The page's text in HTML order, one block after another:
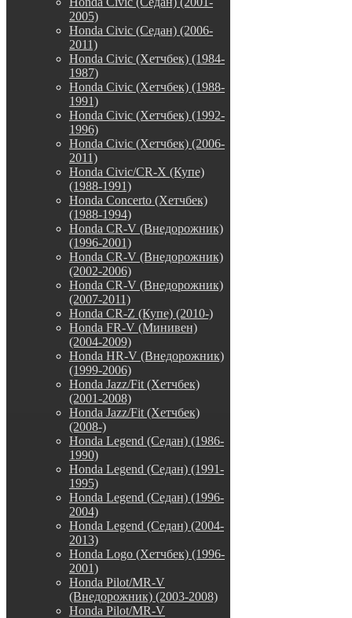
2005)
Honda Civic (Седан) (2006-
2011)
Honda Civic (Хетчбек) (1984-
1987)
Honda Civic (Хетчбек) (1988-
1991)
Honda Civic (Хетчбек) (1992-
1996)
Honda Civic (Хетчбек) (2006-
2011)
Honda Civic/CR-X (Купе)
(1988-1991)
Honda Concerto (Хетчбек)
(1988-1994)
Honda CR-V (Внедорожник)
(1996-2001)
Honda CR-V (Внедорожник)
(2002-2006)
Honda CR-V (Внедорожник)
(2007-2011)
Honda CR-Z (Купе) (2010-)
Honda FR-V (Минивен)
(2004-2009)
Honda HR-V (Внедорожник)
(1999-2006)
Honda Jazz/Fit (Хетчбек)
(2001-2008)
Honda Jazz/Fit (Хетчбек)
(2008-)
Honda Legend (Седан) (1986-
1990)
Honda Legend (Седан) (1991-
1995)
Honda Legend (Седан) (1996-
2004)
Honda Legend (Седан) (2004-
2013)
Honda Logo (Хетчбек) (1996-
2001)
Honda Pilot/MR-V
(Внедорожник) (2003-2008)
Honda Pilot/MR-V